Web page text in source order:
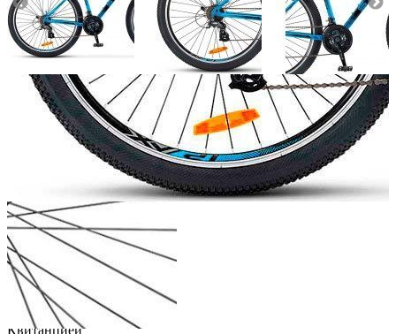
Добавить к сравнению
Нет в наличии
Сообщить о наличии
Способы оплаты
Наличными курьеру
Квитанцией